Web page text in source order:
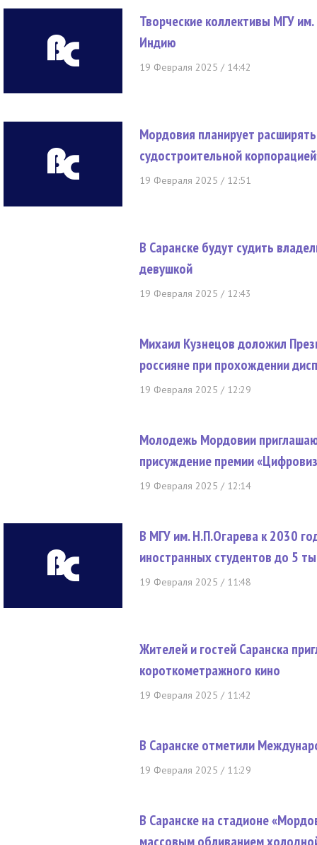
Творческие коллективы МГУ
Индию
19 Февраля 2025 / 14:42
Мордовия планирует
судостроительной
19 Февраля 2025 / 12:51
В Саранске будут судить
девушкой
19 Февраля 2025 / 12:43
Михаил Кузнецов доложил
россияне при прохождении
19 Февраля 2025 / 12:29
Молодежь Мордовии
присуждение премии
19 Февраля 2025 / 12:14
В МГУ им. Н.П.Огарева к 2030
иностранных студентов до 5
19 Февраля 2025 / 11:48
Жителей и гостей Саранска
короткометражного кино
19 Февраля 2025 / 11:42
В Саранске отметили
19 Февраля 2025 / 11:29
В Саранске на стадионе